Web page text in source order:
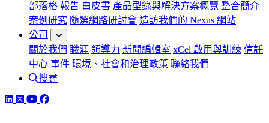
部落格 報告 白皮書 產品型錄與解決方案概覽 整合簡介
案例研究 隨選網路研討會 造訪我們的 Nexus 網站
公司
關於我們 職涯 領導力 新聞編輯室 xCel 啟用與訓練 信託
中心 事件 環境、社會和治理政策 聯絡我們
搜尋
LinkedIn
TwitterYouTube
Facebook